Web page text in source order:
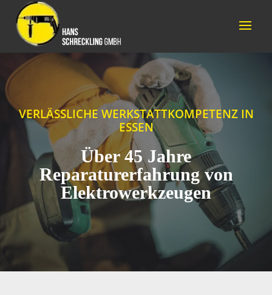
VERLÄSSLICHE WERKSTATTKOMPETENZ IN
ESSEN
Über 45 Jahre
Reparaturerfahrung von
Elektrowerkzeugen